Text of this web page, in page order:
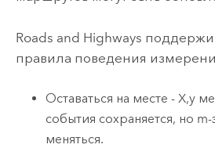
Roads and Highways
правила поведения
Оставаться на месте - X,y
события сохраняется, но
меняться.